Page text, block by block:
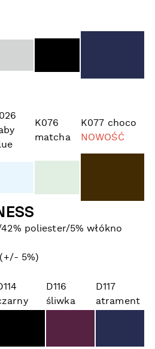
K076
matcha
K077 choco
NOWOŚĆ
poliester/5% włókno
5%)
D116
śliwka
D117
atrament